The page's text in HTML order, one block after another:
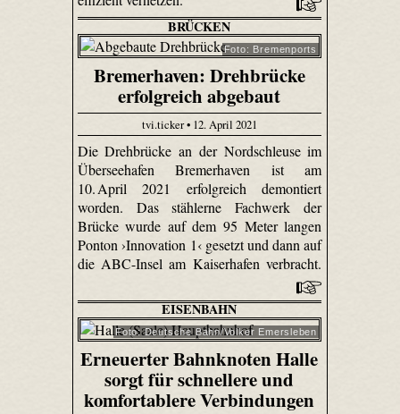
BRÜCKEN
Foto: Bremenports
Bremerhaven: Drehbrücke
erfolgreich abgebaut
tvi.ticker • 12. April 2021
Die Drehbrücke an der Nordschleuse im
Überseehafen Bremerhaven ist am
10. April 2021 erfolgreich demontiert
worden. Das stählerne Fachwerk der
Brücke wurde auf dem 95 Meter langen
Ponton ›Innovation 1‹ gesetzt und dann auf
die ABC-Insel am Kaiserhafen verbracht.
EISENBAHN
Foto: Deutsche Bahn/Volker Emersleben
Erneuerter Bahnknoten Halle
sorgt für schnellere und
komfortablere Verbindungen